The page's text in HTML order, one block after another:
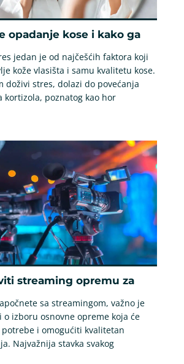
opadanje kose i kako ga
jedan je od najčešćih faktora koji
kože vlasišta i samu kvalitetu kose.
doživi stres, dolazi do povećanja
kortizola, poznatog kao hor
streaming opremu za
sa streamingom, važno je
izboru osnovne opreme koja će
i omogućiti kvalitetan
Najvažnija stavka svakog